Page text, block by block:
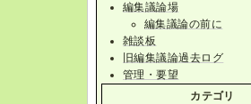
編集議論場
編集議論の前に
雑談板
旧編集議論過去ログ
管理・要望
カテゴリ